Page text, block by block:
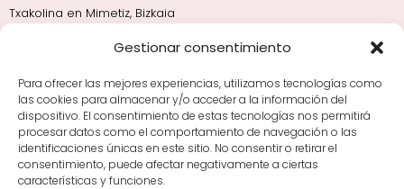
Gestionar consentimiento
Para ofrecer las mejores experiencias, utilizamos tecnologías como
las cookies para almacenar y/o acceder a la información del
dispositivo. El consentimiento de estas tecnologías nos permitirá
procesar datos como el comportamiento de navegación o las
identificaciones únicas en este sitio. No consentir o retirar el
consentimiento, puede afectar negativamente a ciertas
características y funciones.
Txakolina en Mimetiz, Bizkaia
Añadas, crianza y guarda
Bodegas y marcas de
Comprar vino
Rioja y guías de regalo
Cultura del vino y
curiosidades
Enoturismo en Rioja
Maridajes y vino en la mesa
Tiendas de vino por
ciudades
Tipos de Rioja y clasificación